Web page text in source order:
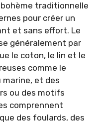
traditionnelle
pour créer un
et sans effort. Le
généralement par
le coton, le lin et le
comme le
marine, et des
ou des motifs
comprennent
des foulards, des